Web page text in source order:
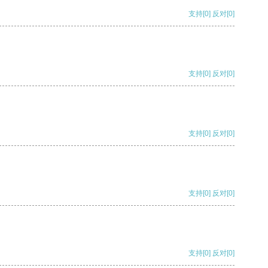
支持[0] 反对[0]
支持[0] 反对[0]
支持[0] 反对[0]
支持[0] 反对[0]
支持[0] 反对[0]